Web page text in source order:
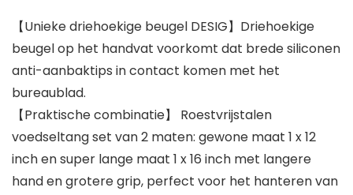
【Unieke driehoekige beugel DESIG】Driehoekige
beugel op het handvat voorkomt dat brede siliconen
anti-aanbaktips in contact komen met het
bureaublad.
【Praktische combinatie】 Roestvrijstalen
voedseltang set van 2 maten: gewone maat 1 x 12
inch en super lange maat 1 x 16 inch met langere
hand en grotere grip, perfect voor het hanteren van